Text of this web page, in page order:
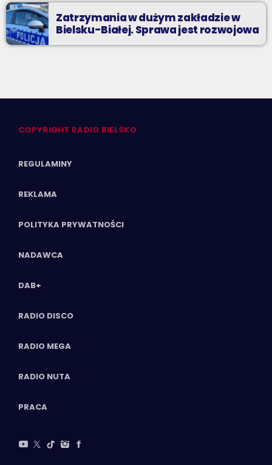
Zatrzymania w dużym zakładzie w
Bielsku-Białej. Sprawa jest rozwojowa
COPYRIGHT RADIO BIELSKO
REGULAMINY
REKLAMA
POLITYKA PRYWATNOŚCI
NADAWCA
DAB+
RADIO DISCO
RADIO MEGA
RADIO NUTA
PRACA